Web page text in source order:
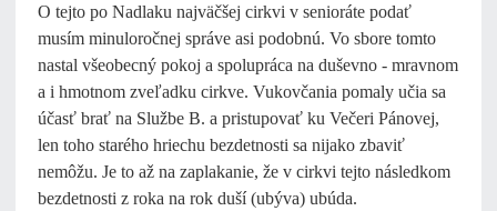
O tejto po Nadlaku najväčšej cirkvi v senioráte podať
musím minuloročnej správe asi podobnú. Vo sbore tomto
nastal všeobecný pokoj a spolupráca na duševno - mravnom
a i hmotnom zveľadku cirkve. Vukovčania pomaly učia sa
účasť brať na Službe B. a pristupovať ku Večeri Pánovej,
len toho starého hriechu bezdetnosti sa nijako zbaviť
nemôžu. Je to až na zaplakanie, že v cirkvi tejto následkom
bezdetnosti z roka na rok duší (ubýva) ubúda.